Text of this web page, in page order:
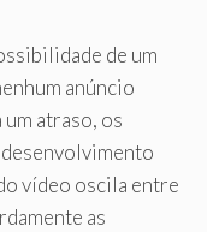
de um
anúncio
atraso, os
vídeo oscila entre
as